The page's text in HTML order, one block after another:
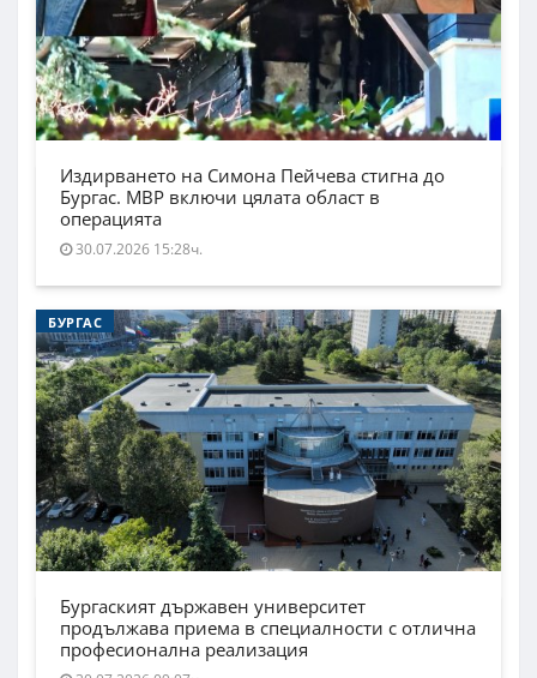
Издирването на Симона Пейчева стигна до
Бургас. МВР включи цялата област в
операцията
30.07.2026 15:28ч.
БУРГАС
Бургаският държавен университет
продължава приема в специалности с отлична
професионална реализация